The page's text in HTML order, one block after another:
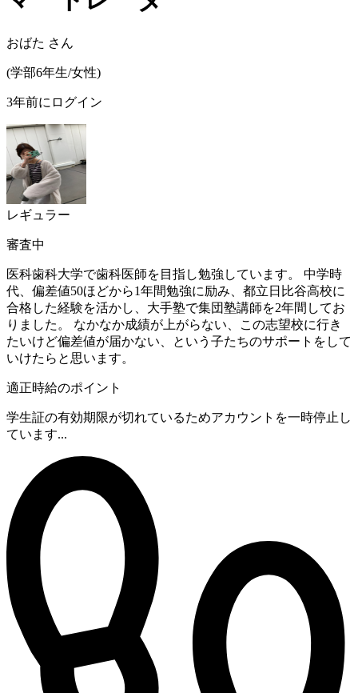
おばた さん
(学部6年生/女性)
3年前にログイン
レギュラー
審査中
医科歯科大学で歯科医師を目指し勉強しています。 中学時
代、偏差値50ほどから1年間勉強に励み、都立日比谷高校に
合格した経験を活かし、大手塾で集団塾講師を2年間してお
りました。 なかなか成績が上がらない、この志望校に行き
たいけど偏差値が届かない、という子たちのサポートをして
いけたらと思います。
適正時給のポイント
学生証の有効期限が切れているためアカウントを一時停止し
ています...